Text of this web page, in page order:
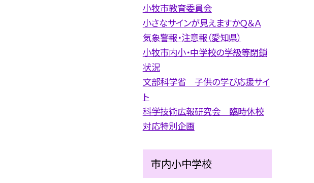
小牧市教育委員会
小さなサインが見えますかＱ＆Ａ
気象警報・注意報（愛知県）
小牧市内小・中学校の学級等閉鎖
状況
文部科学省 子供の学び応援サイ
ト
科学技術広報研究会 臨時休校
対応特別企画
市内小中学校